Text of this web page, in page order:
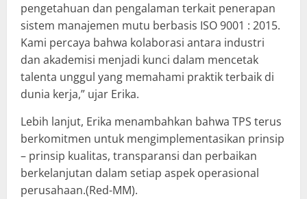
pengetahuan dan pengalaman terkait penerapan
sistem manajemen mutu berbasis ISO 9001 : 2015.
Kami percaya bahwa kolaborasi antara industri
dan akademisi menjadi kunci dalam mencetak
talenta unggul yang memahami praktik terbaik di
dunia kerja,” ujar Erika.
Lebih lanjut, Erika menambahkan bahwa TPS terus
berkomitmen untuk mengimplementasikan prinsip
– prinsip kualitas, transparansi dan perbaikan
berkelanjutan dalam setiap aspek operasional
perusahaan.(Red-MM).